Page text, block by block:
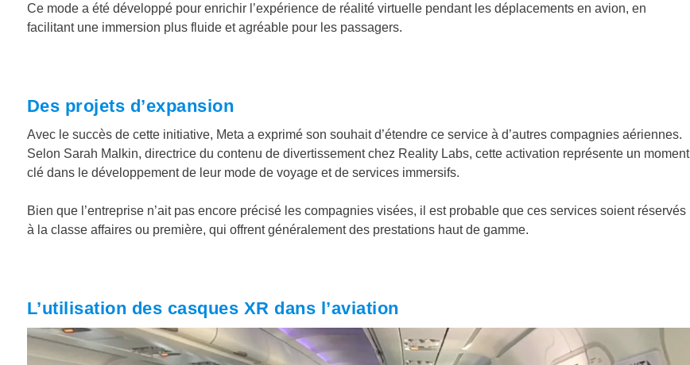
Ce mode a été développé pour enrichir l’expérience de réalité virtuelle pendant les déplacements en avion, en
facilitant une immersion plus fluide et agréable pour les passagers.
Des projets d’expansion
Avec le succès de cette initiative, Meta a exprimé son souhait d’étendre ce service à d’autres compagnies aériennes.
Selon Sarah Malkin, directrice du contenu de divertissement chez Reality Labs, cette activation représente un moment
clé dans le développement de leur mode de voyage et de services immersifs.
Bien que l’entreprise n’ait pas encore précisé les compagnies visées, il est probable que ces services soient réservés
à la classe affaires ou première, qui offrent généralement des prestations haut de gamme.
L’utilisation des casques XR dans l’aviation